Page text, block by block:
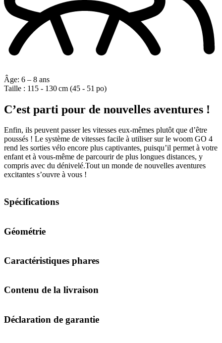
Âge: 6 – 8 ans
Taille : 115 - 130 cm (45 - 51 po)
C’est parti pour de nouvelles aventures !
Enfin, ils peuvent passer les vitesses eux-mêmes plutôt que d’être
poussés ! Le système de vitesses facile à utiliser sur le woom GO 4
rend les sorties vélo encore plus captivantes, puisqu’il permet à votre
enfant et à vous-même de parcourir de plus longues distances, y
compris avec du dénivelé.Tout un monde de nouvelles aventures
excitantes s’ouvre à vous !
Spécifications
Géométrie
Caractéristiques phares
Contenu de la livraison
Déclaration de garantie